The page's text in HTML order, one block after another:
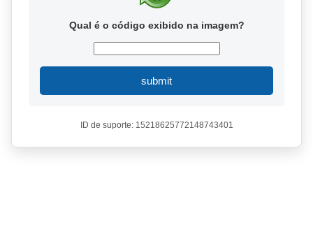
Qual é o código exibido na imagem?
submit
ID de suporte: 15218625772148743401